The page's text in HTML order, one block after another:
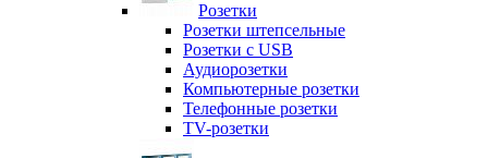
Розетки
Розетки штепсельные
Розетки с USB
Аудиорозетки
Компьютерные розетки
Телефонные розетки
TV-розетки